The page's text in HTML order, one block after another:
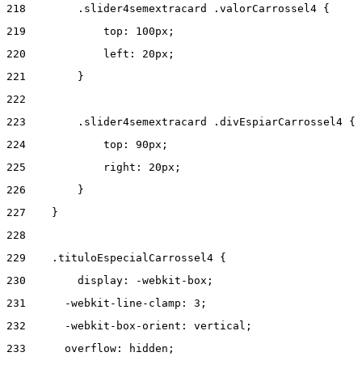
218
        .slider4semextracard .valorCarrossel4 {
219
            top: 100px;
220
            left: 20px;
221
        }
222
223
        .slider4semextracard .divEspiarCarrossel4 {
224
            top: 90px;
225
            right: 20px;
226
        }
227
    }
228
229
    .tituloEspecialCarrossel4 {
230
        display: -webkit-box;
231
      -webkit-line-clamp: 3;
232
      -webkit-box-orient: vertical;
233
      overflow: hidden;